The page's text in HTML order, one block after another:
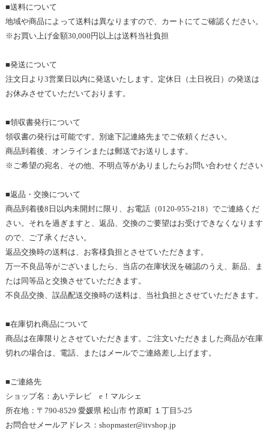
■送料について
地域や商品によって送料は異なりますので、カートにてご確認ください。
※ お買い上げ金額30,000 円以上は送料当社負担
■発送について
注文日より3営業日以内に発送いたします。定休日（土日祝日）の発送は
お休みさせていただいております。
■領収書発行について
領収書の発行は可能です。別途下記連絡先までご依頼ください。
商品到着後、オンラインまたは郵送でお送りします。
※ ご希望の宛名、その他、不明点等がありましたらお問い合わせください
■返品・交換について
商品到着後8 日以内未開封に限り、お電話（0120-955-218 ）でご連絡くだ
さい。それを過ぎますと、返品、交換のご要望はお受けできなくなります
ので、ご了承ください。
返品交換時の送料は、お客様負担とさせていただきます。
万一不良品等がございましたら、当店の在庫状況を確認のうえ 、新品、ま
たは同等品と交換させていただきます。
不良品交換、誤品配送交換時の送料は、当社負担とさせていただきます。
■在庫切れ商品について
商品は在庫限りとさせていただきます。ご注文いただきました商品が在庫
切れの場合は、電話、またはメールでご連絡差し上げます。
■ご連絡先
ショップ名：あいテレビ e！マルシェ
所在地：〒 790-8529 愛媛県 松山市 竹原町 １丁目 5-25
お問合せメールアドレス： shopmaster@itvshop.jp